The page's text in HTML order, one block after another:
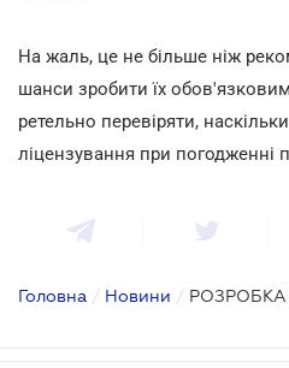
На жаль, це не більше ніж
шанси зробити їх
ретельно перевіряти,
ліцензування при погодженні
Головна / Новини / РОЗРОБКА